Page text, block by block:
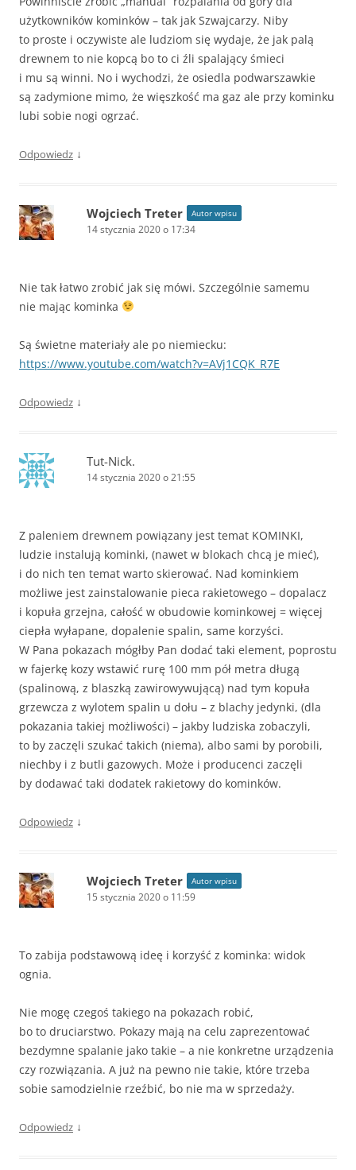
użytkowników kominków – tak jak Szwajcarzy. Niby
to proste i oczywiste ale ludziom się wydaje, że jak palą
drewnem to nie kopcą bo to ci źli spalający śmieci
i mu są winni. No i wychodzi, że osiedla podwarszawkie
są zadymione mimo, że więszkość ma gaz ale przy kominku
lubi sobie nogi ogrzać.
Odpowiedz ↓
Wojciech Treter Autor wpisu
14 stycznia 2020 o 17:34
Nie tak łatwo zrobić jak się mówi. Szczególnie samemu
nie mając kominka
Są świetne materiały ale po niemiecku:
https://www.youtube.com/watch?v=AVj1CQK_R7E
Odpowiedz ↓
Tut-Nick.
14 stycznia 2020 o 21:55
Z paleniem drewnem powiązany jest temat KOMINKI,
ludzie instalują kominki, (nawet w blokach chcą je mieć),
i do nich ten temat warto skierować. Nad kominkiem
możliwe jest zainstalowanie pieca rakietowego – dopalacz
i kopuła grzejna, całość w obudowie kominkowej = więcej
ciepła wyłapane, dopalenie spalin, same korzyści.
W Pana pokazach mógłby Pan dodać taki element, poprostu
w fajerkę kozy wstawić rurę 100 mm pół metra długą
(spalinową, z blaszką zawirowywującą) nad tym kopuła
grzewcza z wylotem spalin u dołu – z blachy jedynki, (dla
pokazania takiej możliwości) – jakby ludziska zobaczyli,
to by zaczęli szukać takich (niema), albo sami by porobili,
niechby i z butli gazowych. Może i producenci zaczęli
by dodawać taki dodatek rakietowy do kominków.
Odpowiedz ↓
Wojciech Treter Autor wpisu
15 stycznia 2020 o 11:59
To zabija podstawową ideę i korzyść z kominka: widok
ognia.
Nie mogę czegoś takiego na pokazach robić,
bo to druciarstwo. Pokazy mają na celu zaprezentować
bezdymne spalanie jako takie – a nie konkretne urządzenia
czy rozwiązania. A już na pewno nie takie, które trzeba
sobie samodzielnie rzeźbić, bo nie ma w sprzedaży.
Odpowiedz ↓